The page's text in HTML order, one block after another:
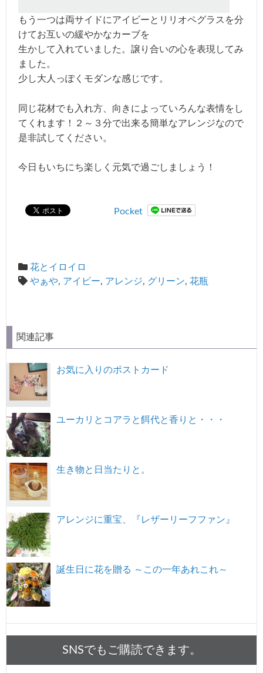
もう一つは両サイドにアイビーとリリオペグラスを分
けてお互いの緩やかなカーブを
生かして入れていました。譲り合いの心を表現してみ
ました。
少し大人っぽくモダンな感じです。
同じ花材でも入れ方、向きによっていろんな表情をし
てくれます！２～３分で出来る簡単なアレンジなので
是非試してください。
今日もいちにち楽しく元気で過ごしましょう！
Pocket
花とイロイロ
やぁや, アイビー, アレンジ, グリーン, 花瓶
関連記事
お気に入りのポストカード
ユーカリとコアラと餌代と香りと・・・
生き物と日当たりと。
アレンジに重宝、『レザーリーフファン』
誕生日に花を贈る ～この一年あれこれ～
SNSでもご購読できます。